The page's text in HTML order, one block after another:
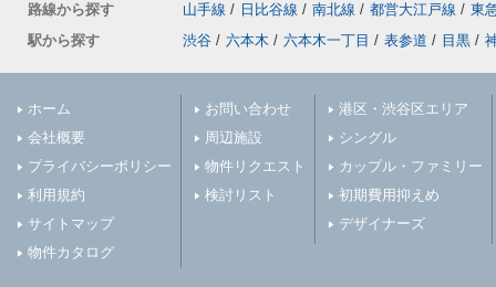
路線から探す
山手線 / 日比谷線 / 南北線 / 都営大江戸線 / 東
駅から探す
渋谷 / 六本木 / 六本木一丁目 / 表参道 / 目黒 /
ホーム
会社概要
プライバシーポリシー
利用規約
サイトマップ
物件カタログ
お問い合わせ
周辺施設
物件リクエスト
検討リスト
港区・渋谷区エリア
シングル
カップル・ファミリー
初期費用抑えめ
デザイナーズ